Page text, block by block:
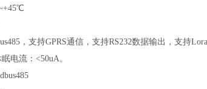
，支持GPRS通信，支持RS232数据输出，支持
电流：<50uA。